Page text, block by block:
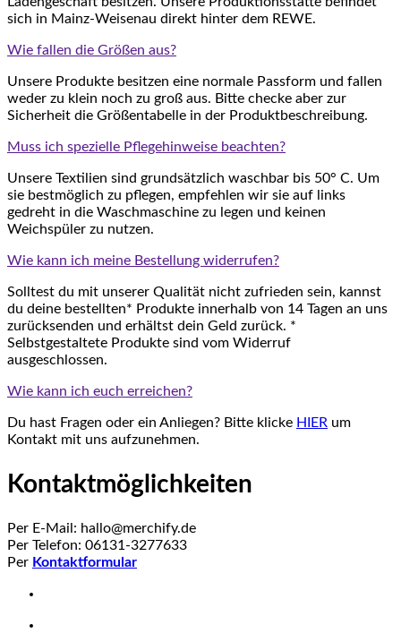
sich in Mainz-Weisenau direkt hinter dem REWE.
Wie fallen die Größen aus?
Unsere Produkte besitzen eine normale Passform und fallen
weder zu klein noch zu groß aus. Bitte checke aber zur
Sicherheit die Größentabelle in der Produktbeschreibung.
Muss ich spezielle Pflegehinweise beachten?
Unsere Textilien sind grundsätzlich waschbar bis 50° C. Um
sie bestmöglich zu pflegen, empfehlen wir sie auf links
gedreht in die Waschmaschine zu legen und keinen
Weichspüler zu nutzen.
Wie kann ich meine Bestellung widerrufen?
Solltest du mit unserer Qualität nicht zufrieden sein, kannst
du deine bestellten* Produkte innerhalb von 14 Tagen an uns
zurücksenden und erhältst dein Geld zurück. *
Selbstgestaltete Produkte sind vom Widerruf
ausgeschlossen.
Wie kann ich euch erreichen?
Du hast Fragen oder ein Anliegen? Bitte klicke HIER um
Kontakt mit uns aufzunehmen.
Kontaktmöglichkeiten
Per E-Mail: hallo@merchify.de
Per Telefon: 06131-3277633
Per Kontaktformular